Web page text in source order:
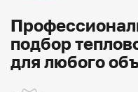
подбор
для любого